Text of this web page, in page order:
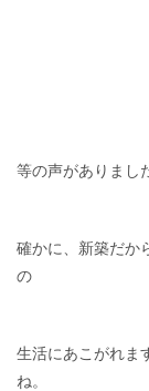
等の声がありまし
確かに、新築だか
の
生活にあこがれま
ね。